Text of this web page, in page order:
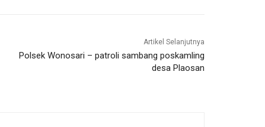
Artikel Selanjutnya
Polsek Wonosari – patroli sambang poskamling
desa Plaosan